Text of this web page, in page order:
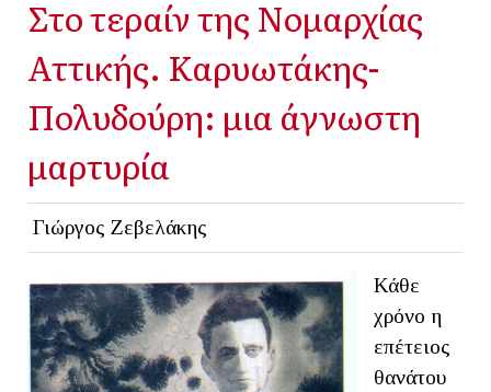
Στo τεραίν της Νομαρχίας
Αττικής. Καρυωτάκης-
Πολυδούρη: μια άγνωστη
μαρτυρία
Γιώργος Ζεβελάκης
Κάθε
χρόνο η
επέτειος
θανάτου